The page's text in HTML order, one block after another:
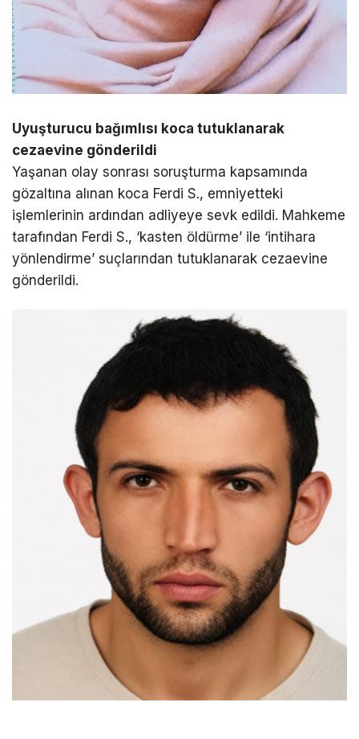
Uyuşturucu bağımlısı koca tutuklanarak
cezaevine gönderildi
Yaşanan olay sonrası soruşturma kapsamında
gözaltına alınan koca Ferdi S., emniyetteki
işlemlerinin ardından adliyeye sevk edildi. Mahkeme
tarafından Ferdi S., ‘kasten öldürme’ ile ‘intihara
yönlendirme’ suçlarından tutuklanarak cezaevine
gönderildi.